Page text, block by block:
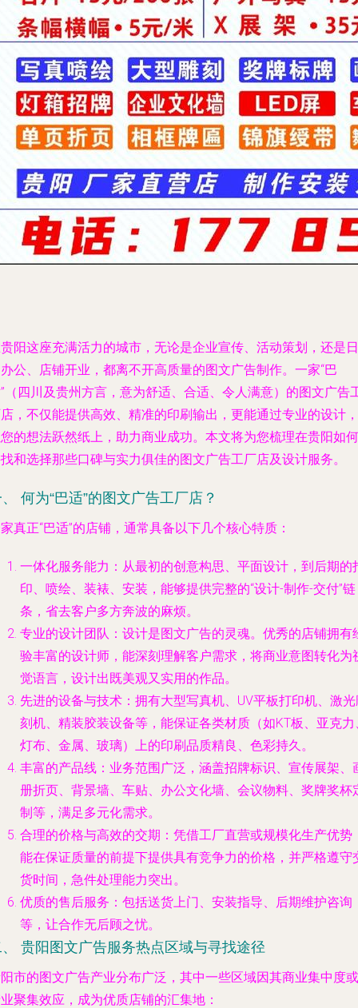
阳这座充满活力的城市，无论是企业宣传、活动策划，还是日
公、店铺开业，都离不开高质量的图文广告制作。一家“巴
（四川及贵州方言，意为舒适、合适、令人满意）的图文广告
，不仅能提供高效、精准的印刷输出，更能通过专业的设计，
的想法跃然纸上，助力商业成功。本文将为您梳理在贵阳如何
和选择那些口碑与实力俱佳的图文广告工厂店及设计服务。
何为“巴适”的图文广告工厂店？
真正“巴适”的店铺，通常具备以下几个核心特质：
一体化服务能力 ：从最初的创意构思、平面设计，到后期的
印、喷绘、装裱、安装，能够提供完整的“设计-制作-交付”链
条，省去客户多方奔波的麻烦。
专业的设计团队 ：设计是图文广告的灵魂。优秀的店铺拥有
验丰富的设计师，能深刻理解客户需求，将商业意图转化为
觉语言，设计出既美观又实用的作品。
先进的设备与技术 ：拥有大型写真机、UV平板打印机、激
刻机、精装胶装设备等，能保证各类材质（如KT板、亚克力
灯布、金属、玻璃）上的印刷品质精良、色彩持久。
丰富的产品线 ：业务范围广泛，涵盖招牌标识、宣传展架、
册折页、背景墙、车贴、办公文化墙、会议物料、奖牌奖杯
制等，满足多元化需求。
合理的价格与高效的交期 ：凭借工厂直营或规模化生产优势
能在保证质量的前提下提供具有竞争力的价格，并严格遵守
货时间，急件处理能力突出。
优质的售后服务 ：包括送货上门、安装指导、后期维护咨询
等，让合作无后顾之忧。
贵阳图文广告服务热点区域与寻找途径
市的图文广告产业分布广泛，其中一些区域因其商业集中度或
聚集效应，成为优质店铺的汇集地：